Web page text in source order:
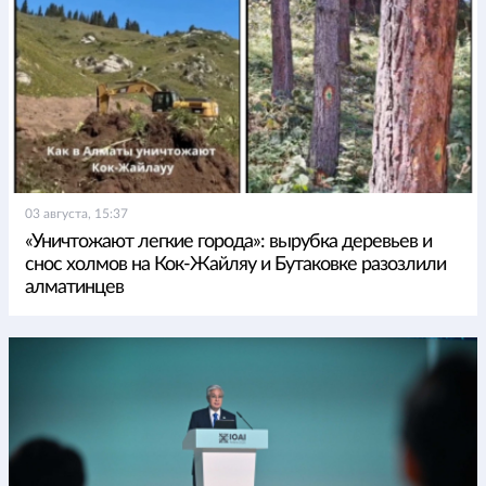
03 августа, 15:37
«Уничтожают легкие города»: вырубка деревьев и
снос холмов на Кок-Жайляу и Бутаковке разозлили
алматинцев